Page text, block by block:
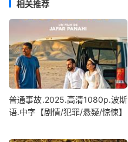
相关推荐
普通事故.2025.高清1080p.波斯
语.中字【剧情/犯罪/悬疑/惊悚】